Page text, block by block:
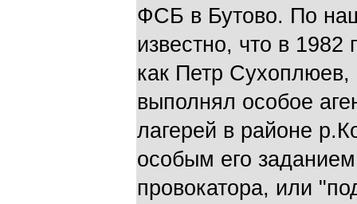
ФСБ в Бутово. По
известно, что в 1982
как Петр
выполнял особое
лагерей в районе
особым его
провокатора, или